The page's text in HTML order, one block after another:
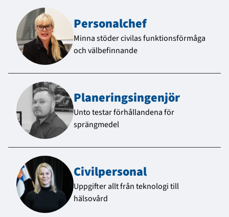
Personalchef
Minna stöder civilas funktionsförmåga
och välbefinnande
Planerings­ingenjör
Unto testar förhållandena för
sprängmedel
Civilpersonal
Uppgifter allt från teknologi till
hälsovård